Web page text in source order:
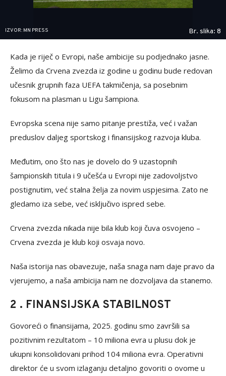
IZVOR: MN PRESS Br. slika: 8
Kada je riječ o Evropi, naše ambicije su podjednako jasne.
Želimo da Crvena zvezda iz godine u godinu bude redovan
učesnik grupnih faza UEFA takmičenja, sa posebnim
fokusom na plasman u Ligu šampiona.
Evropska scena nije samo pitanje prestiža, već i važan
preduslov daljeg sportskog i finansijskog razvoja kluba.
Međutim, ono što nas je dovelo do 9 uzastopnih
šampionskih titula i 9 učešća u Evropi nije zadovoljstvo
postignutim, već stalna želja za novim uspjesima. Zato ne
gledamo iza sebe, već isključivo ispred sebe.
Crvena zvezda nikada nije bila klub koji čuva osvojeno –
Crvena zvezda je klub koji osvaja novo.
Naša istorija nas obavezuje, naša snaga nam daje pravo da
vjerujemo, a naša ambicija nam ne dozvoljava da stanemo.
2 . FINANSIJSKA STABILNOST
Govoreći o finansijama, 2025. godinu smo završili sa
pozitivnim rezultatom – 10 miliona evra u plusu dok je
ukupni konsolidovani prihod 104 miliona evra. Operativni
direktor će u svom izlaganju detaljno govoriti o ovome u